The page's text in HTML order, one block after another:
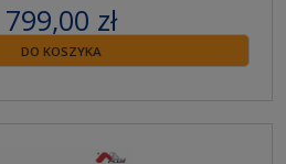
799,00 zł
zawiera 23% VAT
DO KOSZYKA